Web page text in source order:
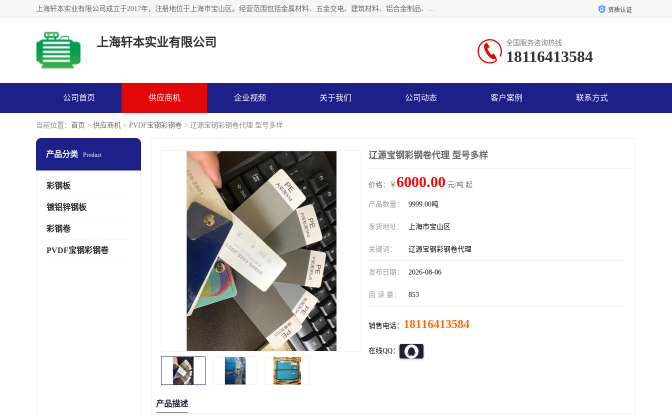
上海轩本实业有限公司成立于2017年，注册地位于上海市宝山区。经营范围包括金属材料、五金交电、建筑材料、铝合金制品、机械设备、电线电缆、装潢材料等；公司主营产品：宝钢彩钢板、宝钢彩钢卷、宝钢彩涂板、宝钢彩涂卷、宝钢高耐候彩钢板，宝钢氟碳彩钢板。是一家集钢铁贸易，物流、加工为一体的产业全配套公司。 资质认证
上海轩本实业有限公司 全国服务咨询热线:
18116413584
公司首页 供应商机 企业视频 关于我们 公司动态 客户案例 联系方式
当前位置： 首页 > 供应商机 > PVDF宝钢彩钢卷 > 辽源宝钢彩钢卷代理 型号多样
产品分类 Product
彩钢板
镀铝锌钢板
彩钢卷
PVDF宝钢彩钢卷
辽源宝钢彩钢卷代理 型号多样
价格：￥ 6000.00 元/吨 起
产品数量： 9999.00吨
发货地址： 上海市宝山区
关键词： 辽源宝钢彩钢卷代理
发布日期： 2026-08-06
阅 读 量： 853
销售电话： 18116413584
在线QQ：
产品描述